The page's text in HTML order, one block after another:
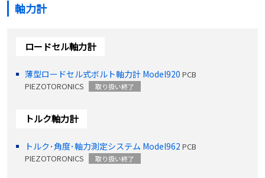
軸力計
ロードセル軸力計
薄型ロードセル式ボルト軸力計 Model920 PCB
PIEZOTORONICS
取り扱い終了
トルク軸力計
トルク･角度･軸力測定システム Model962 PCB
PIEZOTORONICS
取り扱い終了